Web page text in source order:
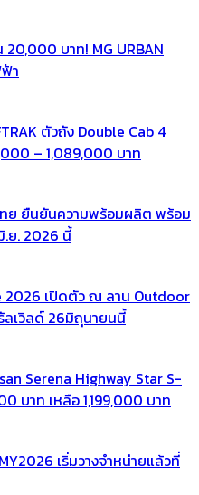
บาท! MG URBAN
า
ตัวถัง Double Cab 4
– 1,089,000 บาท
ทย ยืนยันความพร้อมผลิต พร้อม
.ย. 2026 นี้
2026 เปิดตัว ณ ลาน Outdoor
ลเวิลด์ 26มิถุนายนนี้
Serena Highway Star S-
บาท เหลือ 1,199,000 บาท
เริ่มวางจำหน่ายแล้วที่